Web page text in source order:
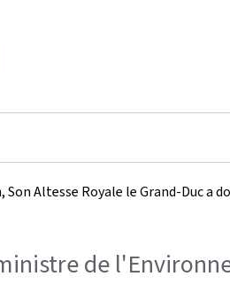
Altesse Royale le Grand-Duc a
de